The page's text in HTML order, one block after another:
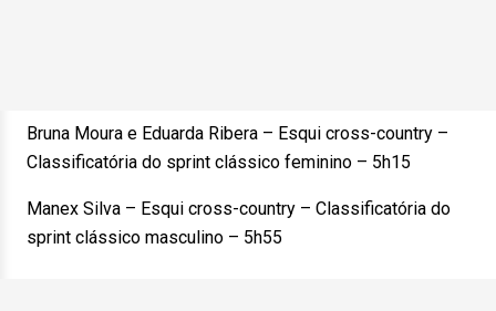
Bruna Moura e Eduarda Ribera – Esqui cross-country –
Classificatória do sprint clássico feminino – 5h15
Manex Silva – Esqui cross-country – Classificatória do
sprint clássico masculino – 5h55